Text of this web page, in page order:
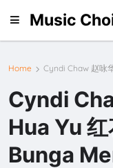
Music
Home Cyndi Chaw 赵咏
Cyndi
Hua Yu
Bunga